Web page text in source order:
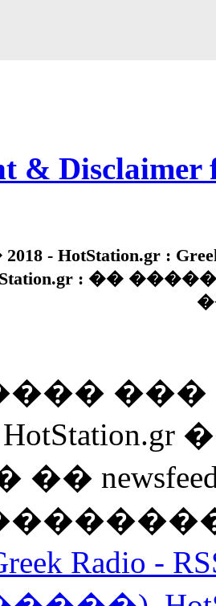
& Disclaimer
- HotStation.gr :
: ��
Radio